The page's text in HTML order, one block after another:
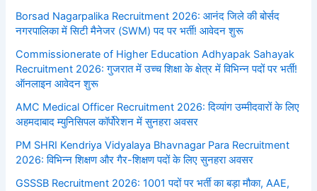
Borsad Nagarpalika Recruitment 2026: आनंद जिले की बोर्सद
नगरपालिका में सिटी मैनेजर (SWM) पद पर भर्ती! आवेदन शुरू
Commissionerate of Higher Education Adhyapak Sahayak
Recruitment 2026: गुजरात में उच्च शिक्षा के क्षेत्र में विभिन्न पदों पर भर्ती!
ऑनलाइन आवेदन शुरू
AMC Medical Officer Recruitment 2026: दिव्यांग उम्मीदवारों के लिए
अहमदाबाद म्युनिसिपल कॉर्पोरेशन में सुनहरा अवसर
PM SHRI Kendriya Vidyalaya Bhavnagar Para Recruitment
2026: विभिन्न शिक्षण और गैर-शिक्षण पदों के लिए सुनहरा अवसर
GSSSB Recruitment 2026: 1001 पदों पर भर्ती का बड़ा मौका, AAE,